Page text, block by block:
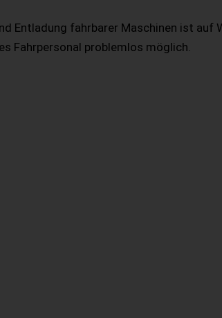
Entladung fahrbarer Maschinen ist auf
Fahrpersonal problemlos möglich.